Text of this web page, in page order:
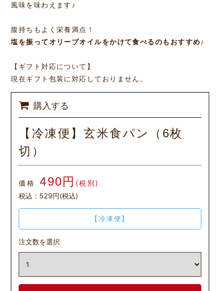
風味を味わえます♪
腹持ちもよく栄養満点！
塩を振ってオリーブオイルをかけて食べるのもおすすめ♪
【ギフト対応について】
現在ギフト包装に対応しておりません。
購入する
【冷凍便】玄米食パン（6枚
切）
価格 490円 (税別)
税込：529円(税込)
【冷凍便】
注文数を選択